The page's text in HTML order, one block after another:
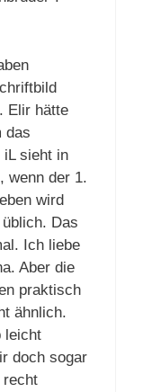
Elir hätte
das
sieht in
wenn der 1.
wird
Das
Ich liebe
Aber die
praktisch
ähnlich.
leicht
doch sogar
recht